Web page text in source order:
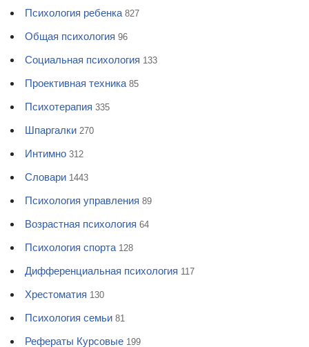
Психология ребенка 827
Общая психология 96
Социальная психология 133
Проективная техника 85
Психотерапия 335
Шпаргалки 270
Интимно 312
Словари 1443
Психология управления 89
Возрастная психология 64
Психология спорта 128
Дифференциальная психология 117
Хрестоматия 130
Психология семьи 81
Рефераты Курсовые 199